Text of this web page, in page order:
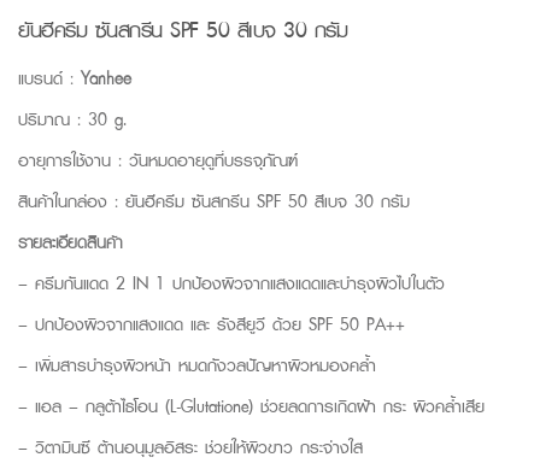
ยันฮีครีม ซันสกรีน SPF 50 สีเบจ 30 กรัม
แบรนด์ : Yanhee
ปริมาณ : 30 g.
อายุการใช้งาน : วันหมดอายุดูที่บรรจุภัณฑ์
สินค้าในกล่อง : ยันฮีครีม ซันสกรีน SPF 50 สีเบจ 30 กรัม
รายละเอียดสินค้า
– ครีมกันแดด 2 IN 1 ปกป้องผิวจากแสงแดดและบำรุงผิวไปในตัว
– ปกป้องผิวจากแสงแดด และ รังสียูวี ด้วย SPF 50 PA++
– เพิ่มสารบำรุงผิวหน้า หมดกังวลปัญหาผิวหมองคล้ำ
– แอล – กลูต้าไธโอน (L-Glutatione) ช่วยลดการเกิดฝ้า กระ ผิวคล้ำเสีย
– วิตามินซี ต้านอนุมูลอิสระ ช่วยให้ผิวขาว กระจ่างใส